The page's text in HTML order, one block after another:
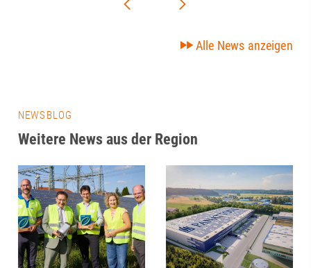
Alle News anzeigen
NEWSBLOG
Weitere News aus der Region